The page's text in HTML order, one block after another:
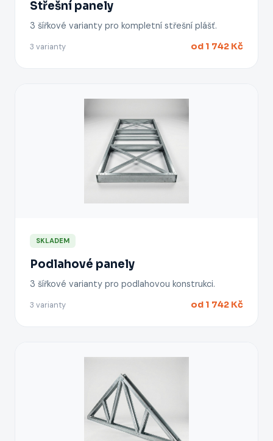
Střešní panely
3 šířkové varianty pro kompletní střešní plášť.
3 varianty od 1 742 Kč
SKLADEM
Podlahové panely
3 šířkové varianty pro podlahovou konstrukci.
3 varianty od 1 742 Kč